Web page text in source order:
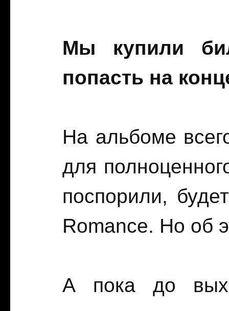
Мы купили
попасть на
На альбоме
для
поспорили,
Romance. Но об
А пока до